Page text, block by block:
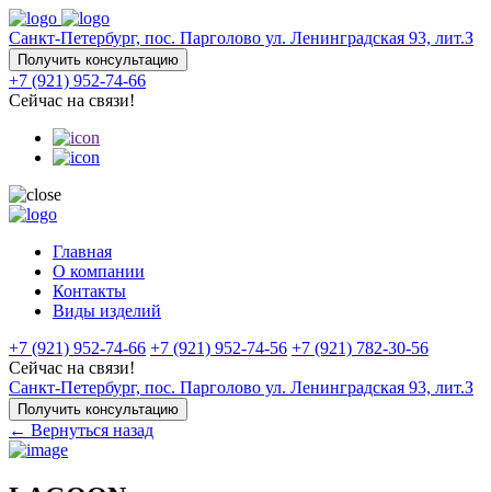
Санкт-Петербург, пос. Парголово ул. Ленинградская 93, лит.З
Получить консультацию
+7 (921) 952-74-66
Сейчас на связи!
Главная
О компании
Контакты
Виды изделий
+7 (921) 952-74-66 +7 (921) 952-74-56 +7 (921) 782-30-56
Сейчас на связи!
Санкт-Петербург, пос. Парголово ул. Ленинградская 93, лит.З
Получить консультацию
← Вернуться назад